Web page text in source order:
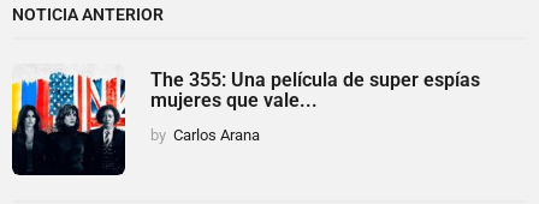
NOTICIA ANTERIOR
The 355: Una película de super espías
mujeres que vale...
by Carlos Arana